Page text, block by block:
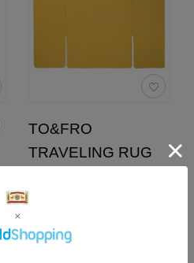
TO&FRO
TRAVELING RUG
13,200円